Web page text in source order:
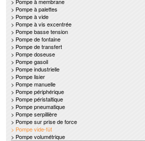
> Pompe à palettes
> Pompe à vide
> Pompe à vis excentrée
> Pompe basse tension
> Pompe de fontaine
> Pompe de transfert
> Pompe doseuse
> Pompe gasoil
> Pompe industrielle
> Pompe lisier
> Pompe manuelle
> Pompe périphérique
> Pompe péristaltique
> Pompe pneumatique
> Pompe serpillière
> Pompe sur prise de force
> Pompe vide-fût
> Pompe volumétrique